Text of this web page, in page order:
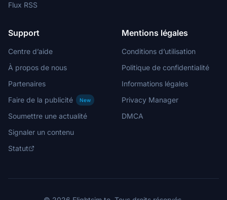
Flux RSS
Support
Centre d’aide
À propos de nous
Partenaires
Faire de la publicité
New
Soumettre une actualité
Signaler un contenu
Statut
Mentions légales
Conditions d’utilisation
Politique de confidentialité
Informations légales
Privacy Manager
DMCA